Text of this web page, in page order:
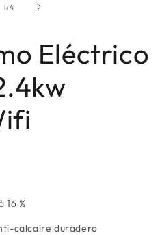
1/de
4
Eléctrico
16 %
calcaire duradero